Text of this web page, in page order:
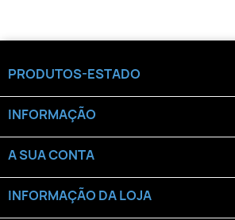
PRODUTOS-ESTADO
INFORMAÇÃO
A SUA CONTA
INFORMAÇÃO DA LOJA